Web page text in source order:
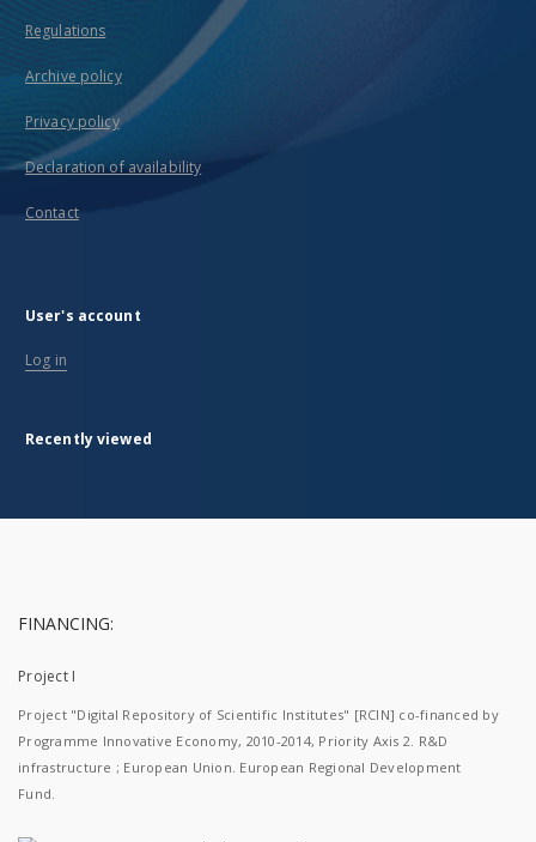
Regulations
Archive policy
Privacy policy
Declaration of availability
Contact
User's account
Log in
Recently viewed
FINANCING:
Project I
Project "Digital Repository of Scientific Institutes" [RCIN] co-financed by
Programme Innovative Economy, 2010-2014, Priority Axis 2. R&D
infrastructure ; European Union. European Regional Development
Fund.